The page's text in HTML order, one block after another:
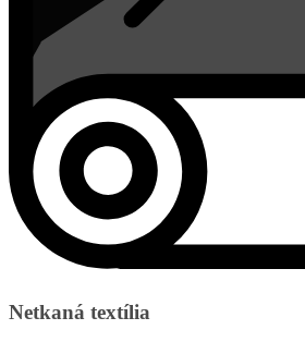
Netkaná textília